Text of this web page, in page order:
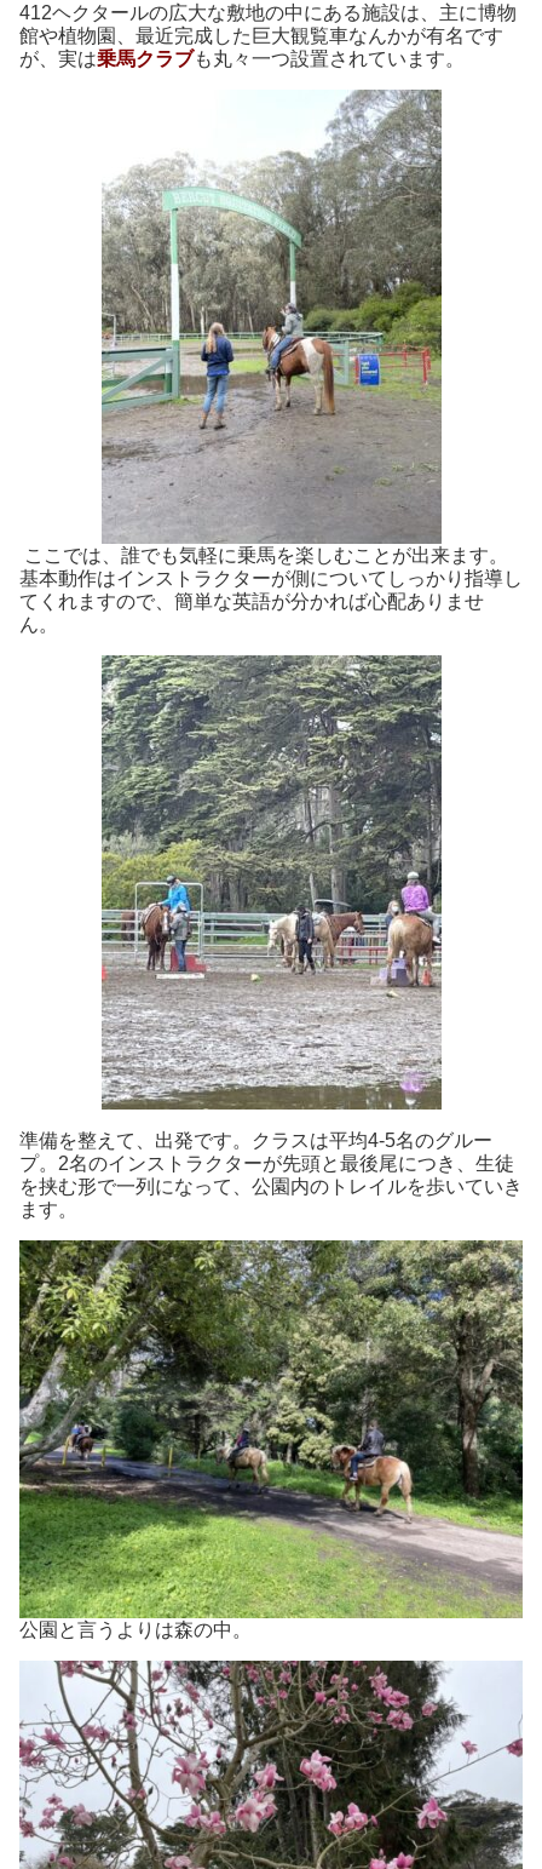
412ヘクタールの広大な敷地の中にある施設は、 主に博物
館や植物園
、最近完成した巨大観覧車なんかが有名です
が、 実は乗馬クラブも丸々一つ設置されています。
ここでは、誰でも気軽に乗馬を楽しむことが出来ます。
基本動作はインストラクターが側 について しっかり指導し
てくれますので、簡単な英語が分かれば心配ありませ
ん。
準備を整えて、出発です。クラスは平均4-5名のグルー
プ。 2名のインストラクターが先頭と最後尾につき、 生徒
を挟む形で一列になって
公園内のトレイルを歩いていき
ます。
公園と言うよりは森の中。